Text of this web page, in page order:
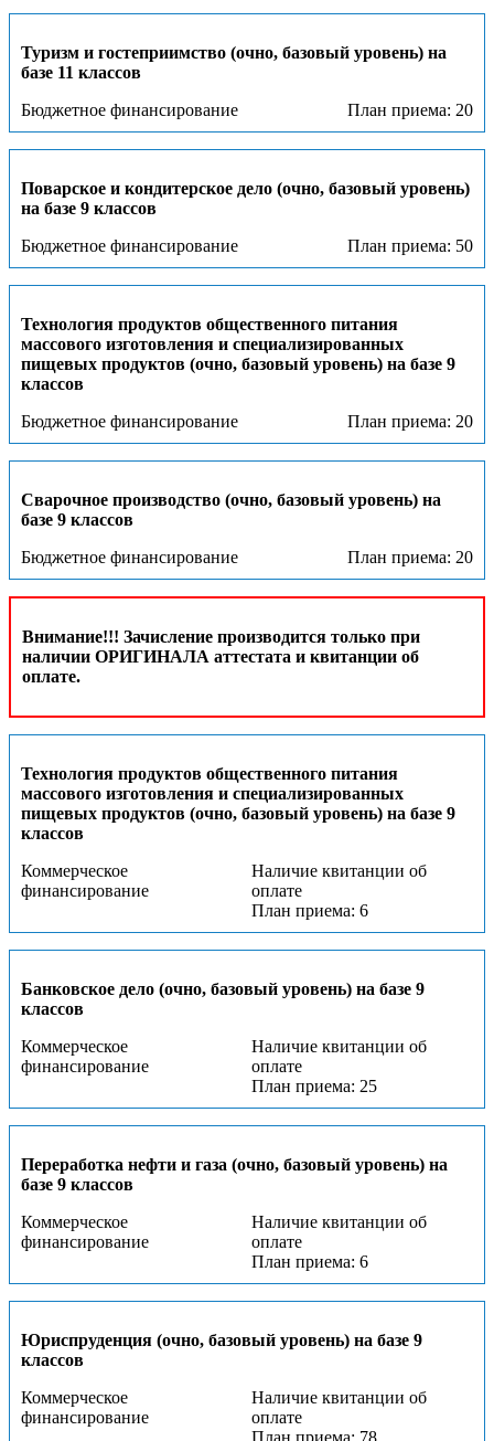
Туризм и гостеприимство (очно, базовый уровень) на
базе 11 классов
Бюджетное финансирование
План приема: 20
Поварское и кондитерское дело (очно, базовый уровень)
на базе 9 классов
Бюджетное финансирование
План приема: 50
Технология продуктов общественного питания
массового изготовления и специализированных
пищевых продуктов (очно, базовый уровень) на базе 9
классов
Бюджетное финансирование
План приема: 20
Сварочное производство (очно, базовый уровень) на
базе 9 классов
Бюджетное финансирование
План приема: 20
Внимание!!! Зачисление производится только при
наличии ОРИГИНАЛА аттестата и квитанции об
оплате.
Технология продуктов общественного питания
массового изготовления и специализированных
пищевых продуктов (очно, базовый уровень) на базе 9
классов
Коммерческое
финансирование
Наличие квитанции об
оплате
План приема: 6
Банковское дело (очно, базовый уровень) на базе 9
классов
Коммерческое
финансирование
Наличие квитанции об
оплате
План приема: 25
Переработка нефти и газа (очно, базовый уровень) на
базе 9 классов
Коммерческое
финансирование
Наличие квитанции об
оплате
План приема: 6
Юриспруденция (очно, базовый уровень) на базе 9
классов
Коммерческое
финансирование
Наличие квитанции об
оплате
План приема: 78